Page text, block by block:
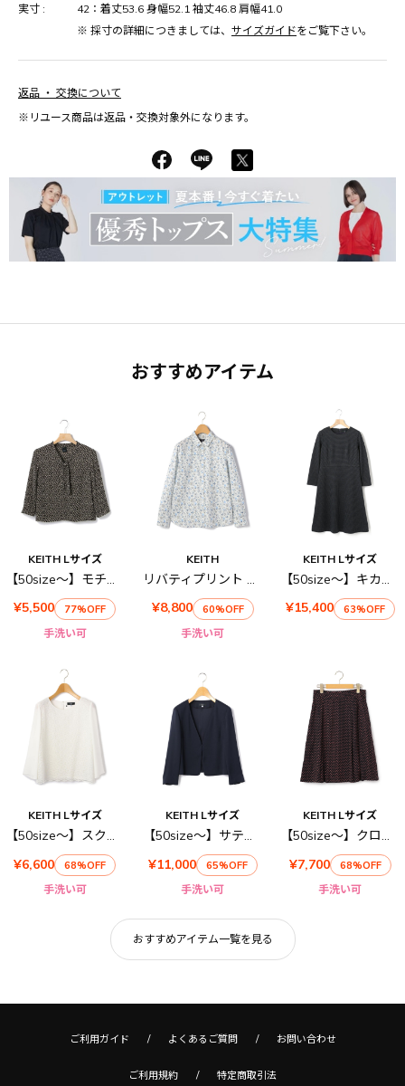
実寸 :
42：着丈53.6 身幅52.1 袖丈46.8 肩幅41.0
※ 採寸の詳細につきましては、 サイズガイドをご覧下さい。
返品 ・ 交換について
※リユース商品は返品・交換対象外になります。
おすすめアイテム
KEITH Lサイズ
【50size～】モチーフフラワーブラウス
¥5,500
77%OFF
手洗い可
KEITH
リバティプリント シャツブラウス
¥8,800
60%OFF
手洗い可
KEITH Lサイズ
【50size～】キカジャカ－ドワンピース
¥15,400
63%OFF
KEITH Lサイズ
【50size～】スクエアレース ブラウス
¥6,600
68%OFF
手洗い可
KEITH Lサイズ
【50size～】サテンジョーゼット ジャケット
¥11,000
65%OFF
手洗い可
KEITH Lサイズ
【50size～】クローバーリーフ スカート
¥7,700
68%OFF
手洗い可
おすすめアイテム一覧を見る
ご利用ガイド よくあるご質問 お問い合わせ
ご利用規約 特定商取引法